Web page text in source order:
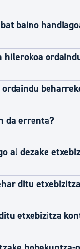
baino
hilerokoa
da errenta?
al dezake
ditu
etxebizitza